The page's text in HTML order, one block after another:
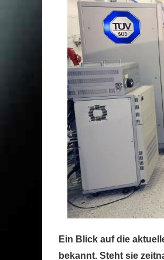
Ein Blick auf die
bekannt. Steht sie